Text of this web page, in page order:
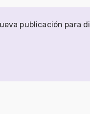
publicación para